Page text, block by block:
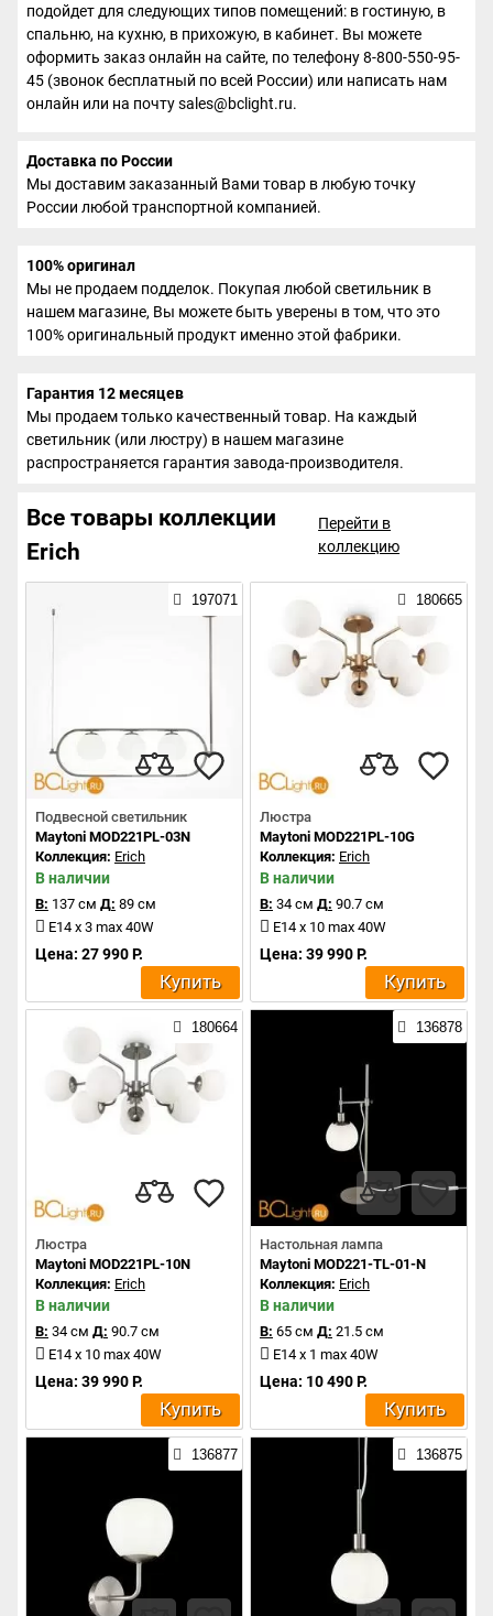
подойдет для следующих типов помещений: в гостиную, в
спальню, на кухню, в прихожую, в кабинет. Вы можете
оформить заказ онлайн на сайте, по телефону 8-800-550-95-
45 (звонок бесплатный по всей России) или написать нам
онлайн или на почту sales@bclight.ru.
Доставка по России
Мы доставим заказанный Вами товар в любую точку
России любой транспортной компанией.
100% оригинал
Мы не продаем подделок. Покупая любой светильник в
нашем магазине, Вы можете быть уверены в том, что это
100% оригинальный продукт именно этой фабрики.
Гарантия 12 месяцев
Мы продаем только качественный товар. На каждый
светильник (или люстру) в нашем магазине
распространяется гарантия завода-производителя.
Все товары коллекции
Erich
Перейти в
коллекцию
197071
Подвесной светильник
Maytoni MOD221PL-03N
Коллекция: Erich
В наличии
В: 137 см Д: 89 см
E14 x 3 max 40W
Цена: 27 990 Р.
Купить
180665
Люстра
Maytoni MOD221PL-10G
Коллекция: Erich
В наличии
В: 34 см Д: 90.7 см
E14 x 10 max 40W
Цена: 39 990 Р.
Купить
180664
Люстра
Maytoni MOD221PL-10N
Коллекция: Erich
В наличии
В: 34 см Д: 90.7 см
E14 x 10 max 40W
Цена: 39 990 Р.
Купить
136878
Настольная лампа
Maytoni MOD221-TL-01-N
Коллекция: Erich
В наличии
В: 65 см Д: 21.5 см
E14 x 1 max 40W
Цена: 10 490 Р.
Купить
136877 136875